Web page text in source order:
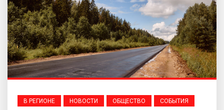
В РЕГИОНЕ НОВОСТИ ОБЩЕСТВО СОБЫТИЯ